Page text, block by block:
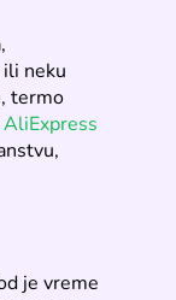
ili neku
termo
AliExpress
je vreme